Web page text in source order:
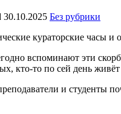
30.10.2025 Без рубрики
кураторские часы и
вспоминают эти
кто-то по сей день
и студенты